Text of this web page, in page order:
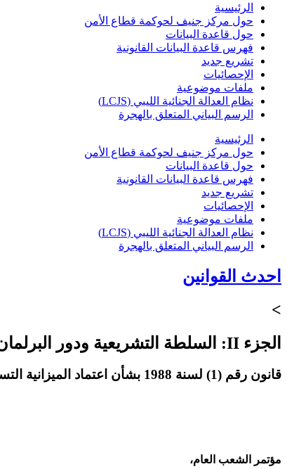
الرئيسية
حول مركز جنيف لحوكمة قطاع الأمن
حول قاعدة البيانات
فهرس قاعدة البيانات القانونية
تشريع جديد
الإحصائيات
ملفات موضوعية
نظام العدالة الجنائية الليبي (LCJS)
الرسم البياني المتعلق بالهجرة
الرئيسية
حول مركز جنيف لحوكمة قطاع الأمن
حول قاعدة البيانات
فهرس قاعدة البيانات القانونية
تشريع جديد
الإحصائيات
ملفات موضوعية
نظام العدالة الجنائية الليبي (LCJS)
الرسم البياني المتعلق بالهجرة
احدث القوانين
>
الجزء II: السلطة التشريعية ودور البرلمان في رقابة قطاع الأمن
قانون رقم (1) لسنة 1988 بشأن اعتماد الميزانية التسييرية للسنة المالية 1988
مؤتمر الشعب العام،